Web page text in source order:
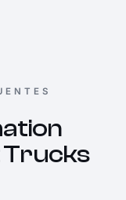
Trucks